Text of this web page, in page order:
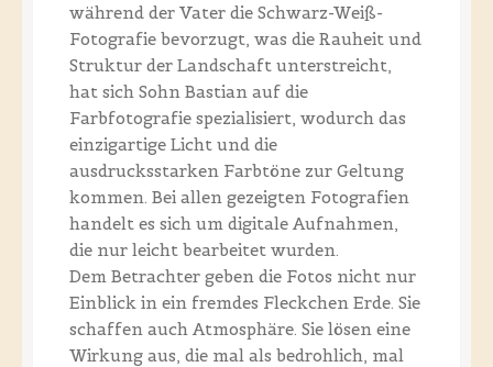
während der Vater die Schwarz-Weiß-
Fotografie bevorzugt, was die Rauheit und
Struktur der Landschaft unterstreicht,
hat sich Sohn Bastian auf die
Farbfotografie spezialisiert, wodurch das
einzigartige Licht und die
ausdrucksstarken Farbtöne zur Geltung
kommen. Bei allen gezeigten Fotografien
handelt es sich um digitale Aufnahmen,
die nur leicht bearbeitet wurden.
Dem Betrachter geben die Fotos nicht nur
Einblick in ein fremdes Fleckchen Erde. Sie
schaffen auch Atmosphäre. Sie lösen eine
Wirkung aus, die mal als bedrohlich, mal